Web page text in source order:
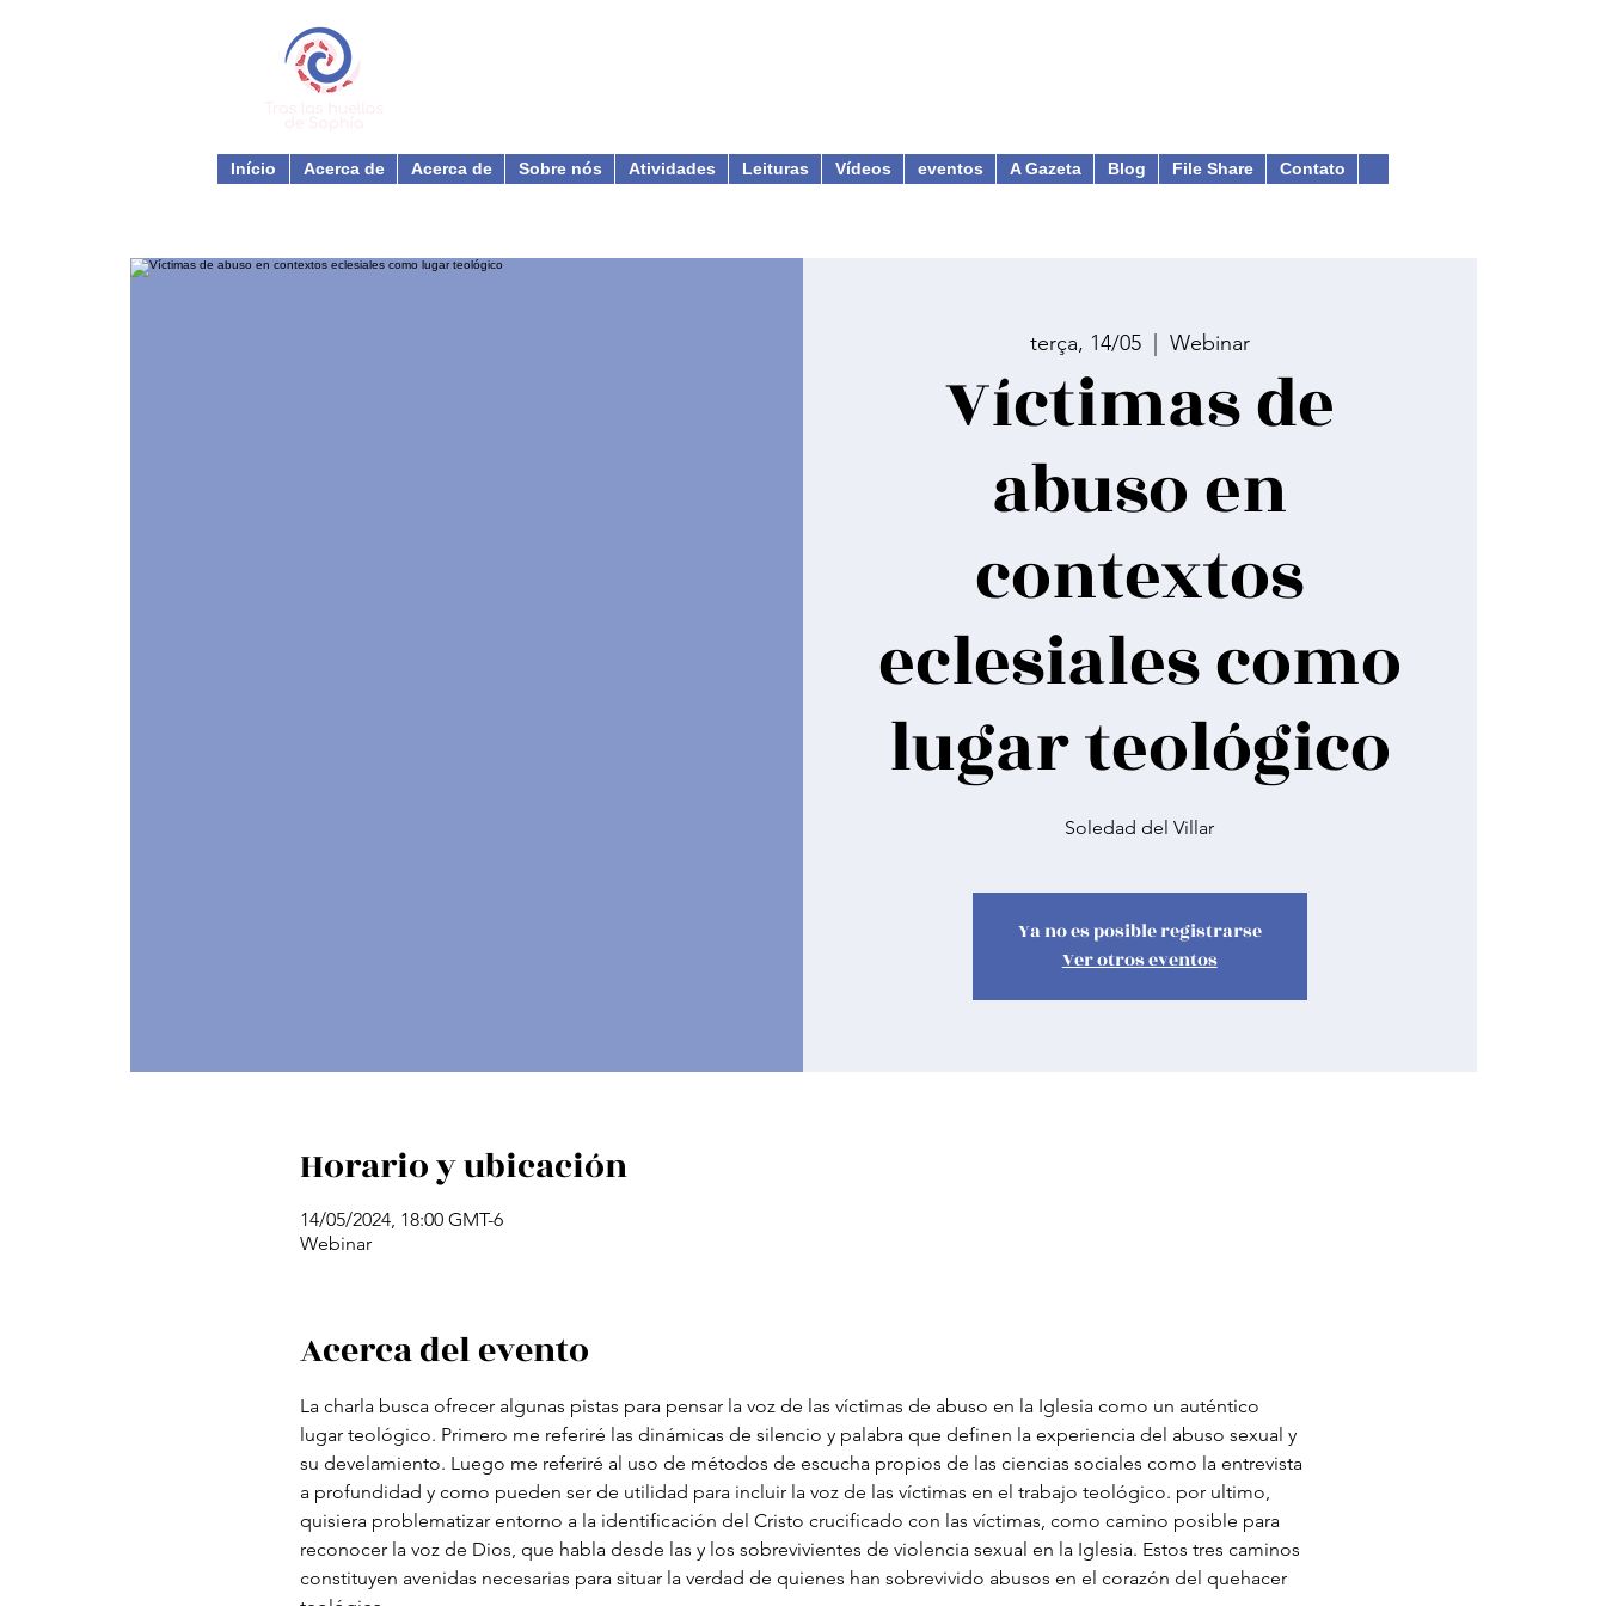
Início Acerca de Acerca de Sobre nós Atividades Leituras Vídeos eventos A Gazeta Blog File Share Contato
terça, 14/05
  |
Webinar
Víctimas de
abuso en
contextos
eclesiales como
lugar teológico
Soledad del Villar
Ya no es posible registrarse
Ver otros eventos
Horario y ubicación
14/05/2024, 18:00 GMT-6
Webinar
Acerca del evento
La charla busca ofrecer algunas pistas para pensar la voz de las víctimas de abuso en la Iglesia como un auténtico
lugar teológico. Primero me referiré las dinámicas de silencio y palabra que definen la experiencia del abuso sexual y
su develamiento. Luego me referiré al uso de métodos de escucha propios de las ciencias sociales como la entrevista
a profundidad y como pueden ser de utilidad para incluir la voz de las víctimas en el trabajo teológico. por ultimo,
quisiera problematizar entorno a la identificación del Cristo crucificado con las víctimas, como camino posible para
reconocer la voz de Dios, que habla desde las y los sobrevivientes de violencia sexual en la Iglesia. Estos tres caminos
constituyen avenidas necesarias para situar la verdad de quienes han sobrevivido abusos en el corazón del quehacer